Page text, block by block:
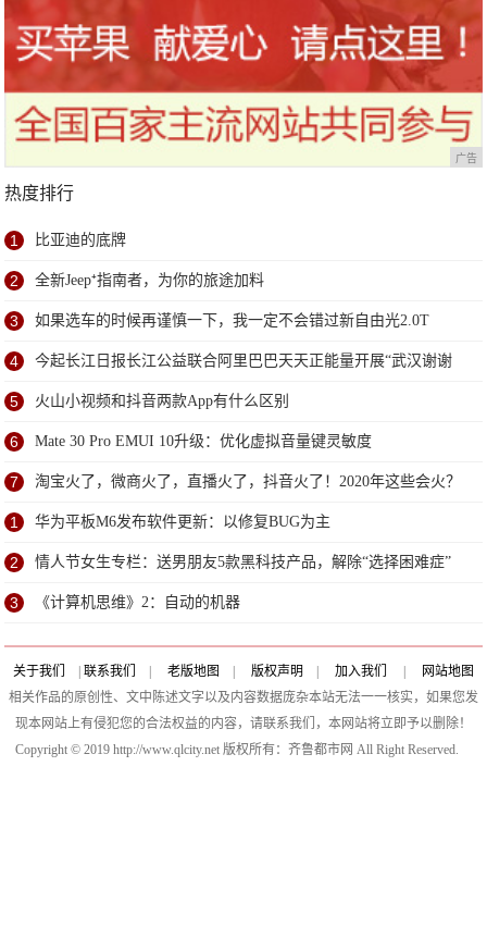
广告
热度排行
1 比亚迪的底牌
2 全新Jeep⁺指南者，为你的旅途加料
3 如果选车的时候再谨慎一下，我一定不会错过新自由光2.0T
4 今起长江日报长江公益联合阿里巴巴天天正能量开展“武汉谢谢
你”活动，奖励抗“疫”一线的普通人
5 火山小视频和抖音两款App有什么区别
6 Mate 30 Pro EMUI 10升级：优化虚拟音量键灵敏度
7 淘宝火了，微商火了，直播火了，抖音火了！2020年这些会火？
1 华为平板M6发布软件更新：以修复BUG为主
2 情人节女生专栏：送男朋友5款黑科技产品，解除“选择困难症”
3 《计算机思维》2：自动的机器
关于我们 联系我们 老版地图 版权声明 加入我们
网站地图
相关作品的原创性、文中陈述文字以及内容数据庞杂本站无法一一核实，如果您发
现本网站上有侵犯您的合法权益的内容，请联系我们，本网站将立即予以删除！
Copyright © 2019 http://www.qlcity.net 版权所有：齐鲁都市网 All Right Reserved.